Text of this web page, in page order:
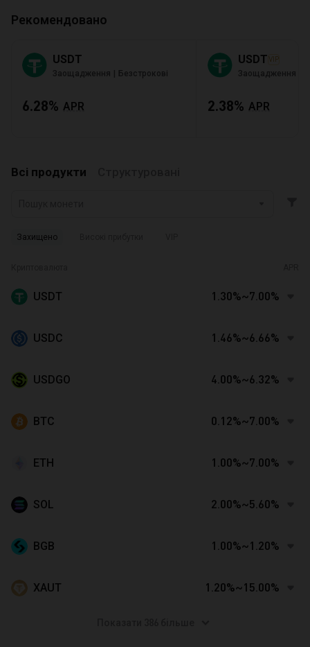
Рекомендовано
USDT
Заощадження | Безстрокові
6.28% APR
USDT VIP
Заощадження
2.38% APR
Всі продукти
Захищено
USDT 1.30%~7.00%
USDC 1.46%~6.66%
USDGO 4.00%~6.32%
BTC 0.12%~7.00%
ETH 1.00%~7.00%
SOL 2.00%~5.60%
BGB 1.00%~1.20%
XAUT 1.20%~15.00%